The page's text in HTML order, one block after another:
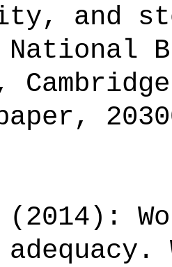
and